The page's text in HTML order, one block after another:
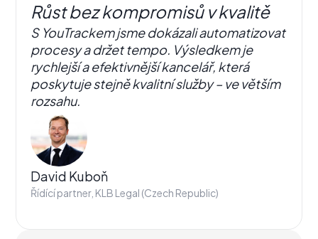
Růst bez kompromisů v kvalitě
S YouTrackem jsme dokázali automatizovat
procesy a držet tempo. Výsledkem je
rychlejší a efektivnější kancelář, která
poskytuje stejně kvalitní služby – ve větším
rozsahu.
David Kuboň
Řídící partner, KLB Legal (Czech Republic)